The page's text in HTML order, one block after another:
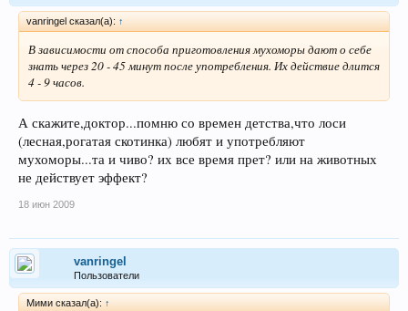
vanringel сказал(а): ↑
В зависимости от способа приготовления мухоморы дают о себе
знать через 20 - 45 минут после употребления. Их действие длится
4 - 9 часов.
А скажите,доктор...помню со времен детства,что лоси
(лесная,рогатая скотинка) любят и употребляют
мухоморы...та и чиво? их все время прет? или на животных
не действует эффект?
18 июн 2009
vanringel
Пользователи
Мими сказал(а): ↑